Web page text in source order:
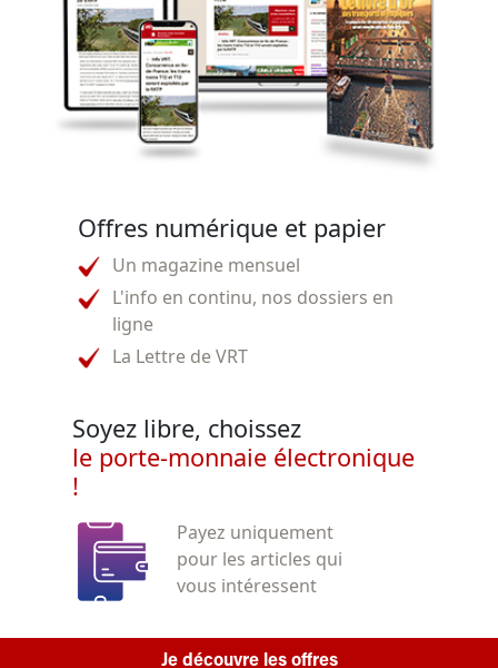
Offres numérique et papier
Un magazine mensuel
L'info en continu, nos dossiers en
ligne
La Lettre de VRT
Soyez libre, choissez
le porte-monnaie électronique
!
Payez uniquement
pour les articles qui
vous intéressent
Je découvre les offres